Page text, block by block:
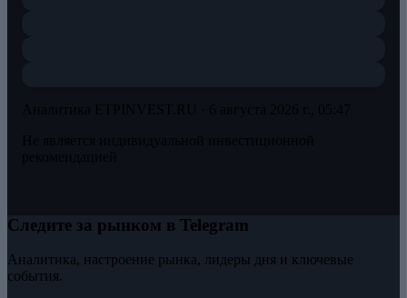
Следите за рынком в Telegram
Аналитика, настроение рынка, лидеры дня и ключевые
события.